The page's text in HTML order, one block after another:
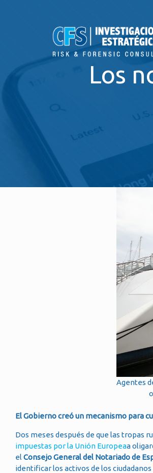
Los
Agentes
El Gobierno creó un mecanismo para
Dos meses después de que las tropas
impuestas por la Unión Europeaa
el Consejo General del Notariado de
identificar los activos de los